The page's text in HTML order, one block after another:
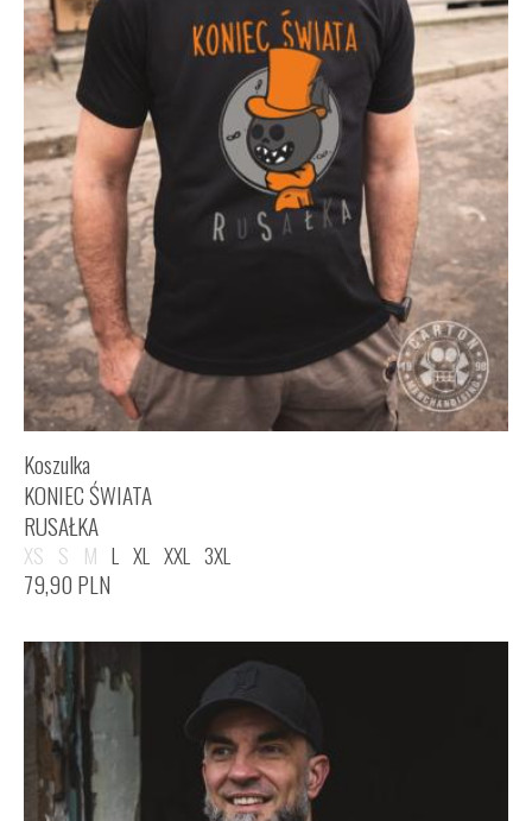
Koszulka
KONIEC ŚWIATA
RUSAŁKA
XS S M L XL XXL 3XL
79,90 PLN